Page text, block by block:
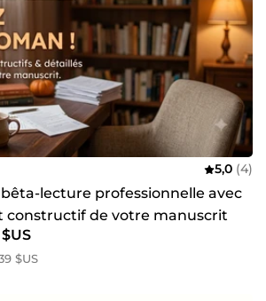
5,0 (4)
lecture professionnelle avec
constructif de votre manuscrit
$US